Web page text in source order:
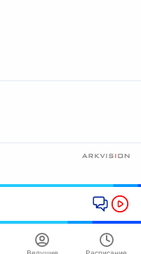
Ведущие Расписание